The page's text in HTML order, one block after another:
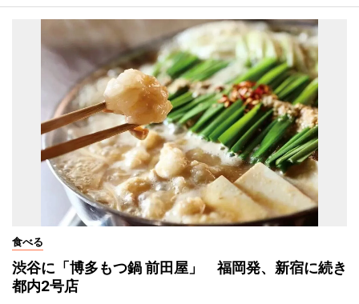
食べる
渋谷に「博多もつ鍋 前田屋」 福岡発、新宿に続き
都内2号店